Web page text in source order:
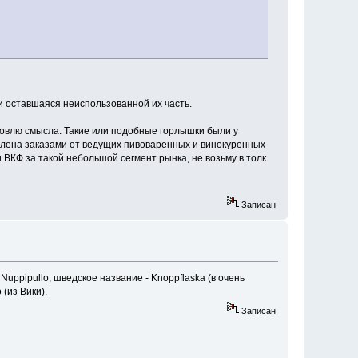
неиспользованной их часть.
смысла. Такие или подобные горлышки были у
заказами от ведущих пивоваренных и винокуренных
за такой небольшой сегмент рынка, не возьму в толк.
Записан
шведское название - Knoppflaska (в очень
Вики).
Записан